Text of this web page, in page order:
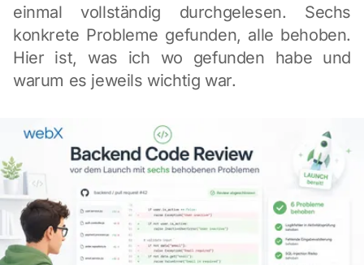
einmal vollständig durchgelesen. Sechs
konkrete Probleme gefunden, alle behoben.
Hier ist, was ich wo gefunden habe und
warum es jeweils wichtig war.